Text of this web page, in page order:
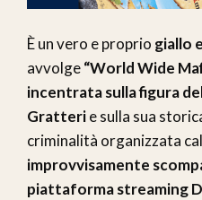
È un vero e proprio giallo
avvolge“World Wide
incentrata sulla figura
Gratterie sulla sua
criminalità organizzata
improvvisamente
piattaforma streaming